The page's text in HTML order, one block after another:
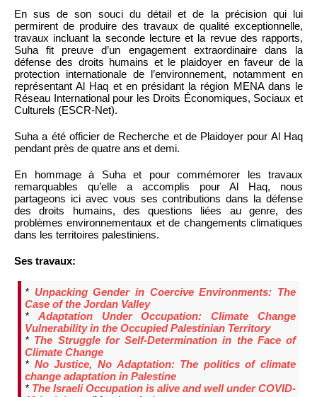
En sus de son souci du détail et de la précision qui lui
permirent de produire des travaux de qualité exceptionnelle,
travaux incluant la seconde lecture et la revue des rapports,
Suha fit preuve d’un engagement extraordinaire dans la
défense des droits humains et le plaidoyer en faveur de la
protection internationale de l’environnement, notamment en
représentant Al Haq et en présidant la région MENA dans le
Réseau International pour les Droits Économiques, Sociaux et
Culturels (ESCR-Net).
Suha a été officier de Recherche et de Plaidoyer pour Al Haq
pendant près de quatre ans et demi.
En hommage à Suha et pour commémorer les travaux
remarquables qu’elle a accomplis pour Al Haq, nous
partageons ici avec vous ses contributions dans la défense
des droits humains, des questions liées au genre, des
problèmes environnementaux et de changements climatiques
dans les territoires palestiniens.
Ses travaux:
* Unpacking Gender in Coercive Environments: The
Case of the Jordan Valley
* Adaptation Under Occupation: Climate Change
Vulnerability in the Occupied Palestinian Territory
* The Struggle for Self-Determination in the Face of
Climate Change
* No Justice, No Adaptation: The politics of climate
change adaptation in Palestine
* The Israeli Occupation is alive and well under COVID-